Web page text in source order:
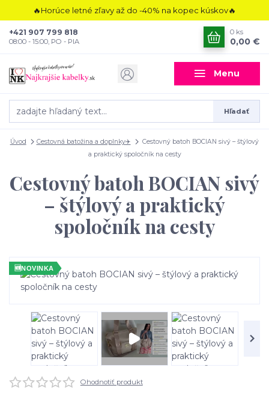
🔥Horúce letné zľavy až do -40% na kopec kúskov🔥
Menu
Hľadať
+421 907 799 818
08:00 - 15:00, PO - PIA
0 ks
0,00 €
Úvod Cestovná batožina a doplnky✈️
Cestovný batoh BOCIAN sivý – štýlový
a praktický spoločník na cesty
Cestovný batoh BOCIAN sivý
– štýlový a praktický
spoločník na cesty
Ohodnotiť produkt
🆕NOVINKA